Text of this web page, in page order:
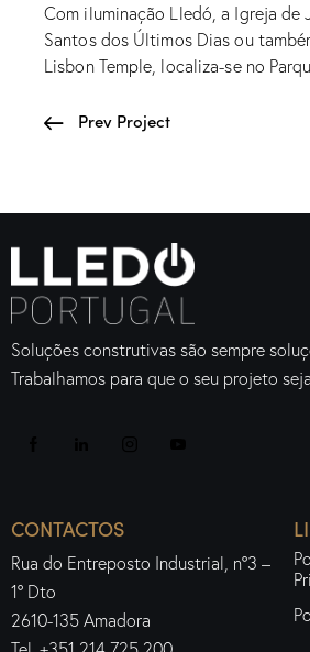
Com iluminação Lledó, a Igreja de
Santos dos Últimos Dias ou
Lisbon Temple, localiza-se no
Prev Project
Soluções construtivas são sempre
Trabalhamos para que o seu projeto
CONTACTOS
Rua do Entreposto Industrial, nº3 –
1º Dto
2610-135 Amadora